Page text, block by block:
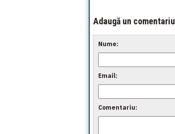
Adaugă un comentariu
Nume:
Email:
Comentariu: